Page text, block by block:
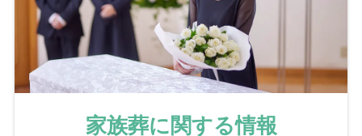
家族葬に関する情報